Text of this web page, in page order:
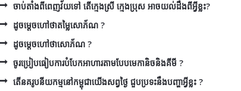
ចាប់តាំងពីពេញវ័យទៅ តើក្មេងស្រី ក្មេងប្រុស អាចយល់ដឹងពីអ្វីខ្លះ?
ដូចម្ដេចហៅថាតម្លៃសោភ័ណ ?
ដូចម្ដេចហៅថាសោភ័ណ ?
ចូរប្រៀបធៀបការបំបែកអាហារតាមបែបមេកានិចនិងគីមី ?
តើនគរូបនីយកម្មនៅកម្ពុជាយើងសព្វថ្ងៃ ជួបប្រទះនឹងបញ្ហាអ្វីខ្លះ ?